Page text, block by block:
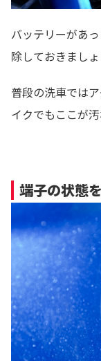
バッテリーがあ
除しておきましょ
普段の洗車では
イクでもここが
端子の状態